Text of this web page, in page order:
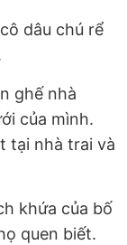
dâu chú rể
ghế nhà
của mình.
tại nhà trai và
khứa của bố
quen biết.